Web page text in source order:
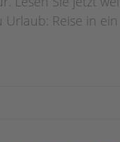
Reise in ein